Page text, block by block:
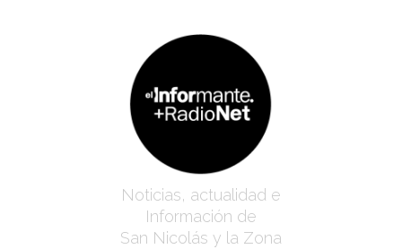
Noticias, actualidad e
Información de
San Nicolás y la Zona